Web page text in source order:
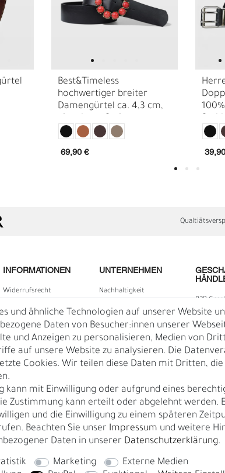
N
D
Best&Timeless
hochwertiger breiter
Damengürtel ca. 4,3 cm,
69,90 €
INFORMATIONEN
Widerrufs­recht
Impressum
Daten­schutz­erklärung
AGB
Blog
Vertrag
widerrufen
UNTERNEHMEN
Nachhaltigkeit
Kontakt
Über uns
Rückgabe
Gürtelgröße messen
B2B
und ähnliche Technologien auf unserer Website
Daten von Besucher:innen unserer
und Anzeigen zu personalisieren, Medien von
auf unsere Website zu analysieren. Die
Cookies. Wir teilen diese Daten mit Dritten, die
kann mit Einwilligung oder aufgrund eines
Zustimmung kann erteilt oder abgelehnt werden.
und die Einwilligung zu einem späteren
Beachten Sie unser Impressum und weitere
Daten in unserer Daten­schutz­erklärung.
Marketing
Externe Medien